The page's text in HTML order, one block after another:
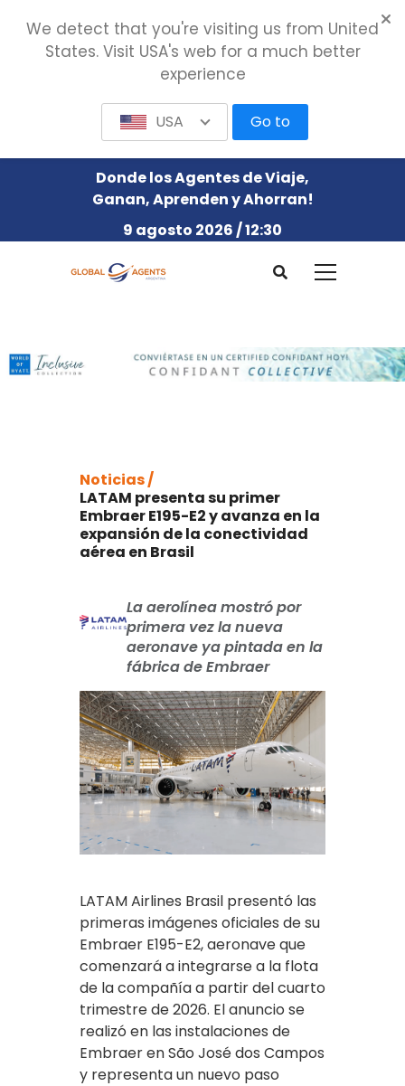
Donde los Agentes de Viaje,
Ganan, Aprenden y Ahorran!
9 agosto 2026 / 12:30
Noticias /
LATAM presenta su primer
Embraer E195-E2 y avanza en la
expansión de la conectividad
aérea en Brasil
La aerolínea mostró por
primera vez la nueva
aeronave ya pintada en la
fábrica de Embraer
LATAM Airlines Brasil presentó las
primeras imágenes oficiales de su
Embraer E195-E2, aeronave que
comenzará a integrarse a la flota
de la compañía a partir del cuarto
trimestre de 2026. El anuncio se
realizó en las instalaciones de
Embraer en São José dos Campos
y representa un nuevo paso
We detect that you're visiting us from United
States. Visit USA's web for a much better
experience
USA Go to